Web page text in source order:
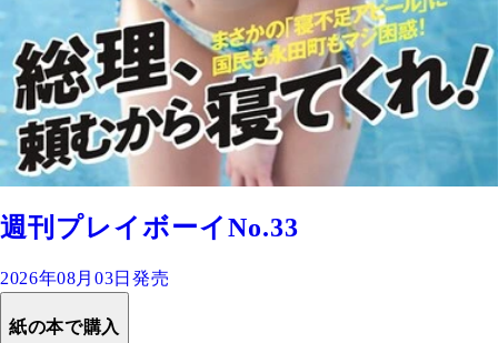
週刊プレイボーイNo.33
2026年08月03日発売
紙の本で購入